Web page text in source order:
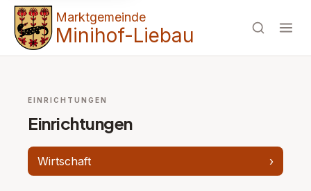
Marktgemeinde
Minihof-Liebau
EINRICHTUNGEN
Einrichtungen
Wirtschaft ›